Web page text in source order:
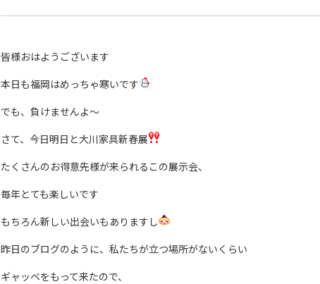
皆様おはようございます
本日も福岡はめっちゃ寒いです
でも、負けませんよ〜
さて、今日明日と大川家具新春展
たくさんのお得意先様が来られるこの展示会、
毎年とても楽しいです
もちろん新しい出会いもありますし
昨日のブログのように、私たちが立つ場所がないくらい
ギャッベをもって来たので、